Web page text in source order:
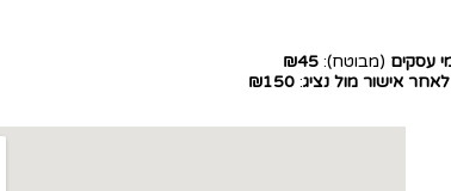
(מבוטח): ₪45
לאחר אישור מול נציג:
₪150